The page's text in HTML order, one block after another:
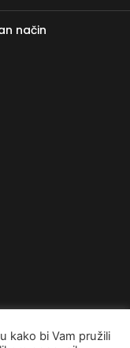
način
kako bi Vam pružili